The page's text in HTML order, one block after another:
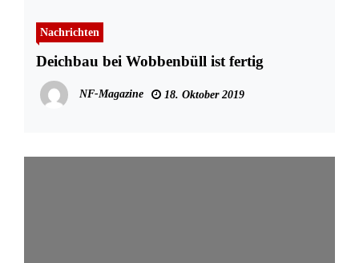
Nachrichten
Deichbau bei Wobbenbüll ist fertig
NF-Magazine 18. Oktober 2019